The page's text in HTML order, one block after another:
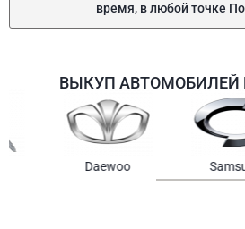
время, в любой точке
ВЫКУП АВТОМОБИЛЕЙ
Samsung Chrysler